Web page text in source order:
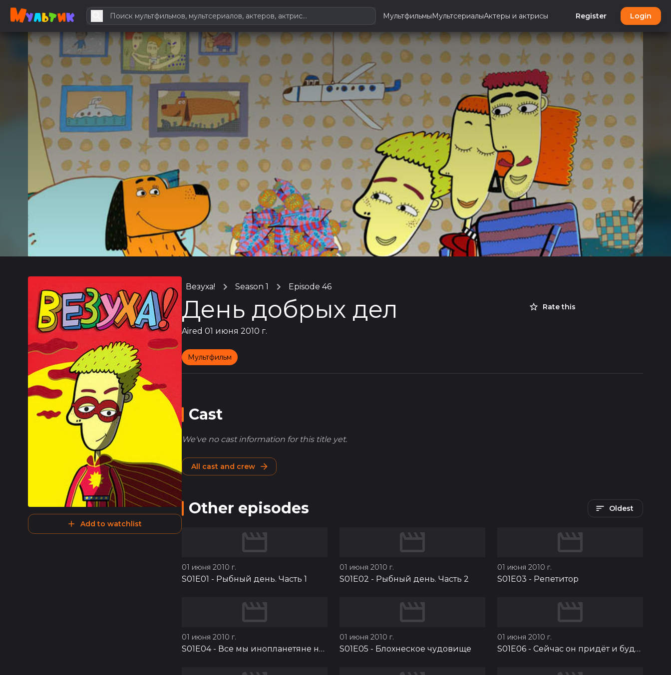
МультфильмыМультсериалыАктеры и актрисы Register Login
Add to watchlist
Везуха! Season 1 Episode 46
День добрых дел
Aired 01 июня 2010 г.
Rate this
Мультфильм
Cast
We've no cast information for this title yet.
All cast and crew
Other episodes Oldest
01 июня 2010 г.
S01E01 - Рыбный день. Часть 1
01 июня 2010 г.
S01E02 - Рыбный день. Часть 2
01 июня 2010 г.
S01E03 - Репетитор
01 июня 2010 г.
S01E04- Все мы инопланетяне на этой земле
01 июня 2010 г.
S01E05 - Блохнеское чудовище
01 июня 2010 г.
S01E06 - Сейчас он придёт и будет весело